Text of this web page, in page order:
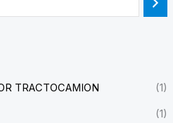
TRACTOCAMION (1)
(1)